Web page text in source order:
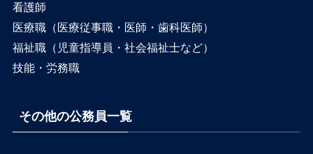
看護師
医療職（医療従事職・医師・歯科医師）
福祉職（児童指導員・社会福祉士など）
技能・労務職
その他の公務員一覧